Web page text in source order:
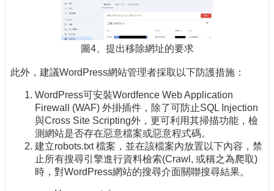
圖4、提出移除網址的要求
此外，建議WordPress網站管理者採取以下防護措施：
WordPress可安裝Wordfence Web Application
Firewall (WAF) 外掛插件，除了可防止SQL Injection
與Cross Site Scripting外，更可利用其掃描功能，檢
測網站是否存在惡意檔案或惡意程式碼。
建立robots.txt 檔案，並在該檔案內放置以下內容，禁
止所有搜尋引擎進行資料檢索(Crawl, 或稱之為爬取)
時，對WordPress網站的搜尋介面關聯搜尋結果。